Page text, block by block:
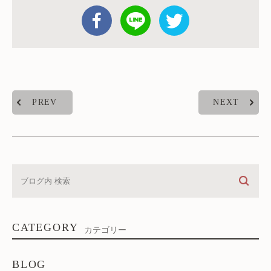
PREV NEXT
CATEGORY カテゴリー
BLOG